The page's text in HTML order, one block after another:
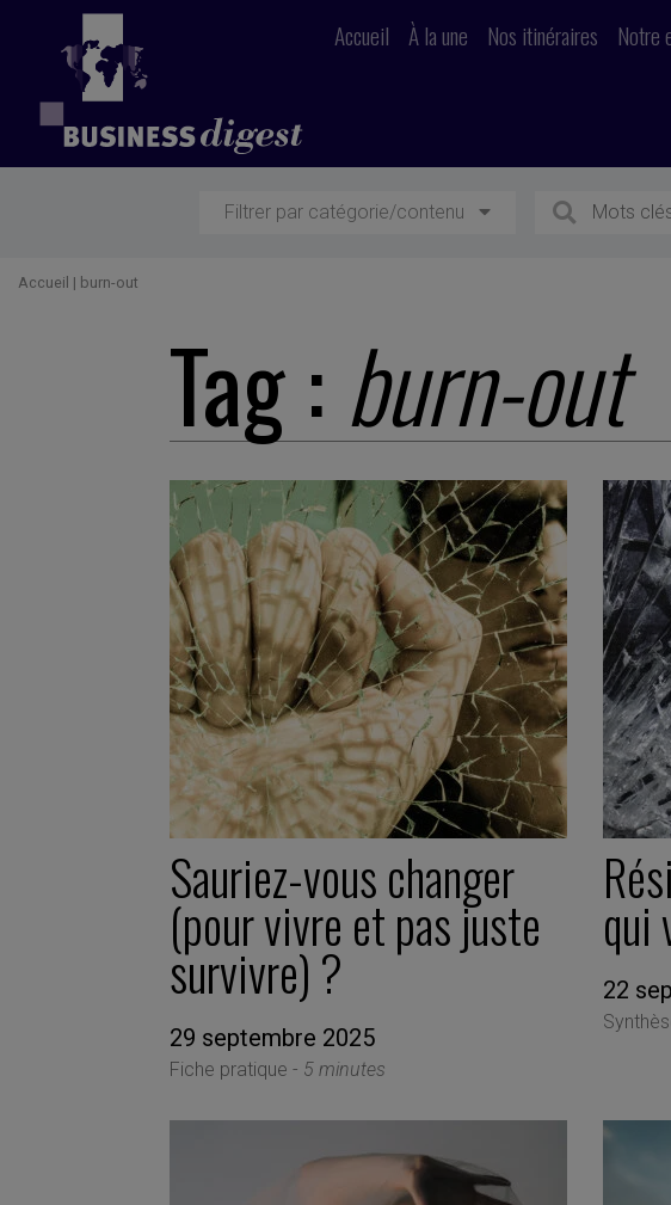
Accueil À la une Nos itinéraires Notre
Filtrer par catégorie/contenu
Accueil | burn-out
Tag : burn-out
Sauriez-vous changer
(pour vivre et pas juste
survivre) ?
29 septembre 2025
Fiche pratique - 5 minutes
qui
22